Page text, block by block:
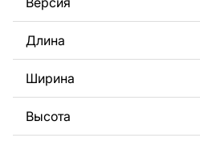
За дополнительную плату
логотип вашей компании
Если вам нужно, чтобы мы
металла для вас,
Если у вас остались
любое время, мы всегда
Длина
Ширина
Высота